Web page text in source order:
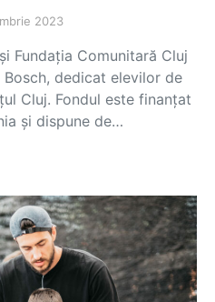
2023
Fundația Comunitară Cluj
Bosch, dedicat elevilor de
Cluj. Fondul este finanțat
și dispune de…